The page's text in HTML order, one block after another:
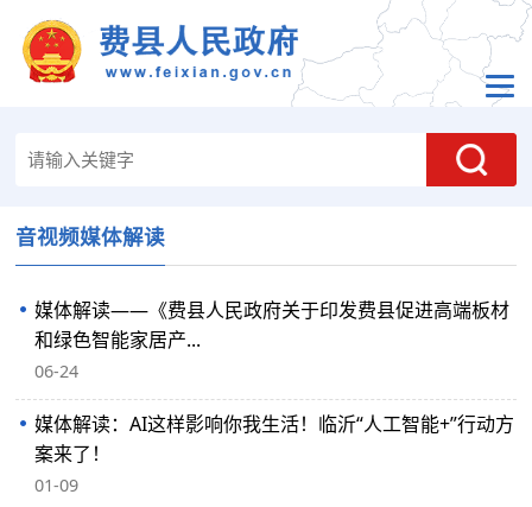
音视频媒体解读
媒体解读——《费县人民政府关于印发费县促进高端板材
和绿色智能家居产...
06-24
媒体解读：AI这样影响你我生活！临沂“人工智能+”行动方
案来了！
01-09